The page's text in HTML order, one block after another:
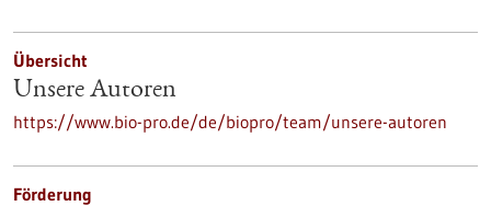
Übersicht
Unsere Autoren
https://www.bio-pro.de/de/biopro/team/unsere-autoren
Förderung